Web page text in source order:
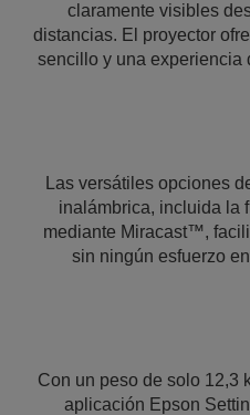
claramente visibles
distancias. El proyector
sencillo y una experiencia
Las versátiles opciones
inalámbrica, incluida la
mediante Miracast™,
sin ningún esfuerzo
Con un peso de solo 12,3
aplicación Epson